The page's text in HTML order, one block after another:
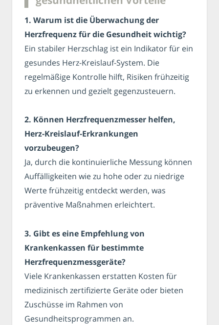
1. Warum ist die Überwachung der
Herzfrequenz für die Gesundheit wichtig?
Ein stabiler Herzschlag ist ein Indikator für ein
gesundes Herz-Kreislauf-System. Die
regelmäßige Kontrolle hilft, Risiken frühzeitig
zu erkennen und gezielt gegenzusteuern.
2. Können Herzfrequenzmesser helfen,
Herz-Kreislauf-Erkrankungen
vorzubeugen?
Ja, durch die kontinuierliche Messung können
Auffälligkeiten wie zu hohe oder zu niedrige
Werte frühzeitig entdeckt werden, was
präventive Maßnahmen erleichtert.
3. Gibt es eine Empfehlung von
Krankenkassen für bestimmte
Herzfrequenzmessgeräte?
Viele Krankenkassen erstatten Kosten für
medizinisch zertifizierte Geräte oder bieten
Zuschüsse im Rahmen von
Gesundheitsprogrammen an.